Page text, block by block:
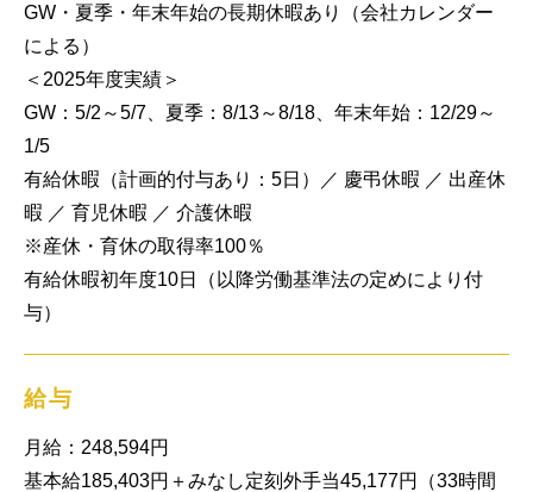
GW・夏季・年末年始の長期休暇あり（会社カレンダー
による）
＜2025年度実績＞
GW：5/2～5/7、夏季：8/13～8/18、年末年始：12/29～
1/5
有給休暇（計画的付与あり：5日）／ 慶弔休暇 ／ 出産休
暇 ／ 育児休暇 ／ 介護休暇
※産休・育休の取得率100％
有給休暇初年度10日（以降労働基準法の定めにより付
与）
給与
月給：248,594円
基本給185,403円＋みなし定刻外手当45,177円（33時間